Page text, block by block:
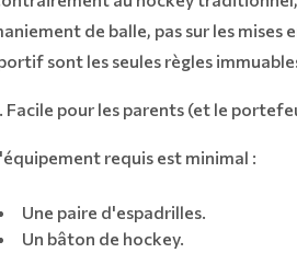
de balle, pas sur les
sont les seules règles
Facile pour les parents (et le
requis est minimal :
​Une paire d'espadrilles.
​Un bâton de hockey.